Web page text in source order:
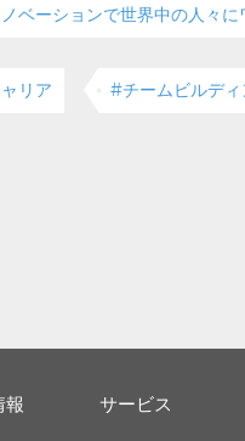
ベーションで世界中の人々に
リア #チームビルディ
報 サービス